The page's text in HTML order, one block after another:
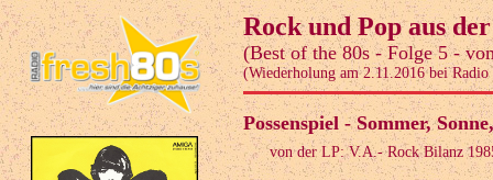
Rock und Pop aus
(Best of the 80s - Folge 5 -
(Wiederholung am 2.11.2016 bei Radio
Possenspiel - Sommer,
von der LP: V.A.- Rock Bilanz